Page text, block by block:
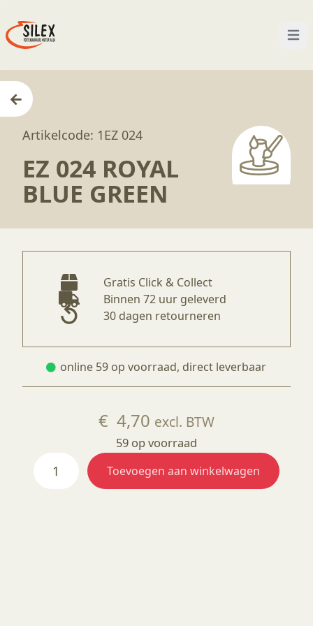
Artikelcode: 1EZ 024
EZ 024 ROYAL
BLUE GREEN
Gratis Click & Collect
Binnen 72 uur geleverd
30 dagen retourneren
online 59 op voorraad, direct leverbaar
€ 4,70 excl. BTW
59 op voorraad
Toevoegen aan winkelwagen